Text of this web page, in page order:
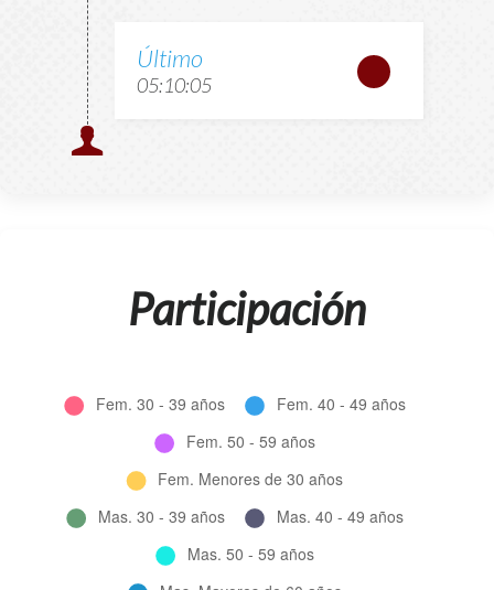
Último
05:10:05
Participación